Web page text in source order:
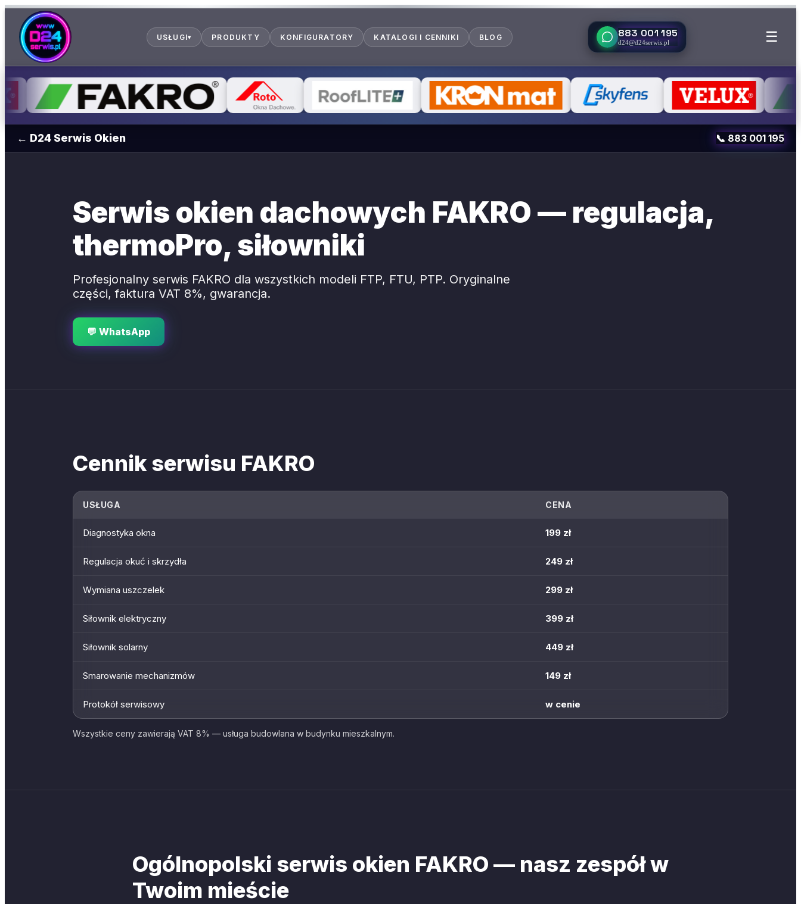
USŁUGI▾ PRODUKTY KONFIGURATORY KATALOGI I CENNIKI BLOG 883 001 195
d24@d24serwis.pl ☰
← D24 Serwis Okien 📞 883 001 195
Serwis okien dachowych FAKRO — regulacja,
thermoPro, siłowniki
Profesjonalny serwis FAKRO dla wszystkich modeli FTP, FTU, PTP. Oryginalne
części, faktura VAT 8%, gwarancja.
💬 WhatsApp
Cennik serwisu FAKRO
USŁUGA CENA
Diagnostyka okna 199 zł
Regulacja okuć i skrzydła 249 zł
Wymiana uszczelek 299 zł
Siłownik elektryczny 399 zł
Siłownik solarny 449 zł
Smarowanie mechanizmów 149 zł
Protokół serwisowy w cenie
Wszystkie ceny zawierają VAT 8% — usługa budowlana w budynku mieszkalnym.
Ogólnopolski serwis okien FAKRO — nasz zespół w
Twoim mieście